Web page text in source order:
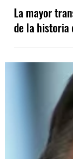
La mayor
de la historia